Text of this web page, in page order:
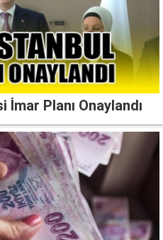
Planı Onaylandı